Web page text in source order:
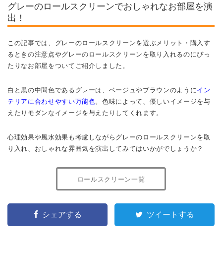
グレーのロールスクリーンでおしゃれなお部屋を演
出！
この記事では、グレーのロールスクリーンを選ぶメリット・購入す
るときの注意点やグレーのロールスクリーンを取り入れるのにぴっ
たりなお部屋をついてご紹介しました。
白と黒の中間色であるグレーは、ベージュやブラウンのようにイン
テリアに合わせやすい万能色。色味によって、優しいイメージを与
えたりモダンなイメージを与えたりしてくれます。
心理効果や風水効果も考慮しながらグレーのロールスクリーンを取
り入れ、おしゃれな雰囲気を演出してみてはいかがでしょうか？
ロールスクリーン一覧
シェアする ツイートする